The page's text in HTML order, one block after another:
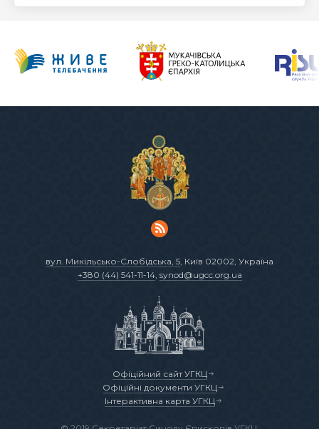
вул. Микільсько-Слобідська, 5, Київ 02002, Україна
+380 (44) 541-11-14, synod@ugcc.org.ua
Офіційний сайт УГКЦ
Офіційні документи УГКЦ
Інтерактивна карта УГКЦ